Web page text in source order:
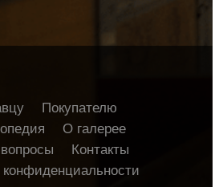
Покупателю
О галерее
Контакты
конфиденциальности